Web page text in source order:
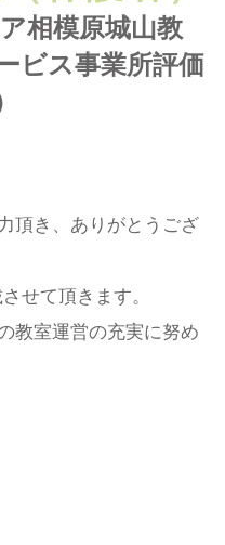
相模原城山教
ビス事業所評価
頂き、ありがとうござ
せて頂きます。
教室運営の充実に努め